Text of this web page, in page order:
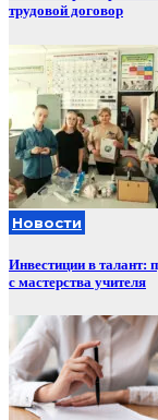
трудовой договор
Новости
Инвестиции в талант:
с мастерства учителя